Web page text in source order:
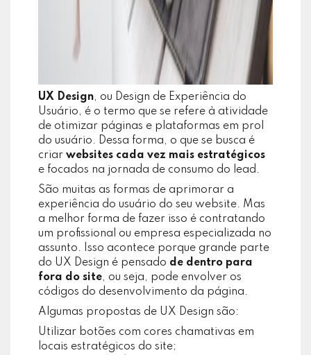
UX Design, ou Design de Experiência do
Usuário, é o termo que se refere à atividade
de otimizar páginas e plataformas em prol
do usuário. Dessa forma, o que se busca é
criar websites cada vez mais estratégicos
e focados na jornada de consumo do lead.
São muitas as formas de aprimorar a
experiência do usuário do seu website. Mas
a melhor forma de fazer isso é contratando
um profissional ou empresa especializada no
assunto. Isso acontece porque grande parte
do UX Design é pensado de dentro para
fora do site, ou seja, pode envolver os
códigos do desenvolvimento da página.
Algumas propostas de UX Design são:
Utilizar botões com cores chamativas em
locais estratégicos do site;